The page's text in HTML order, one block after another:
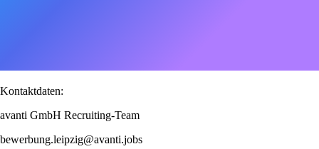
Kontaktdaten:
avanti GmbH Recruiting-Team
bewerbung.leipzig@avanti.jobs